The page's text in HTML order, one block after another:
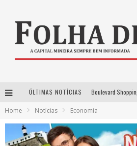
ÚLTIMAS NOTÍCIAS
Home Notícias Economia